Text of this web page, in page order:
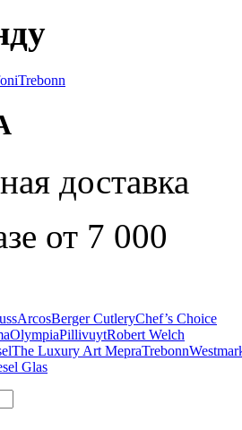
Trebonn
доставка
от 7 000
ArcosBerger CutleryChef’s Choice
OlympiaPillivuytRobert Welch
The Luxury Art MepraTrebonn
Glas